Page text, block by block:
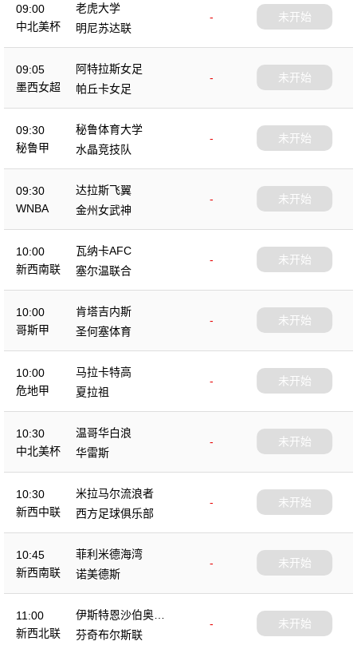
09:00
中北美杯
老虎大学
-
明尼苏达联
未开始
09:05
墨西女超
阿特拉斯女足
-
帕丘卡女足
未开始
09:30
秘鲁甲
秘鲁体育大学
-
水晶竞技队
未开始
09:30
WNBA
达拉斯飞翼
-
金州女武神
未开始
10:00
新西南联
瓦纳卡AFC
-
塞尔温联合
未开始
10:00
哥斯甲
肯塔吉内斯
-
圣何塞体育
未开始
10:00
危地甲
马拉卡特高
-
夏拉祖
未开始
10:30
中北美杯
温哥华白浪
-
华雷斯
未开始
10:30
新西中联
米拉马尔流浪者
-
西方足球俱乐部
未开始
10:45
新西南联
菲利米德海湾
-
诺美德斯
未开始
11:00
新西北联
伊斯特恩沙伯奥克
兰
-
芬奇布尔斯联
未开始